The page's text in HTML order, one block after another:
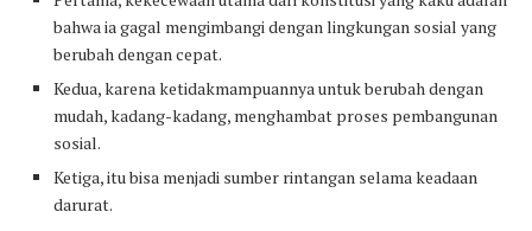
bahwa ia gagal mengimbangi dengan lingkungan sosial yang
berubah dengan cepat.
Kedua, karena ketidakmampuannya untuk berubah dengan
mudah, kadang-kadang, menghambat proses pembangunan
sosial.
Ketiga, itu bisa menjadi sumber rintangan selama keadaan
darurat.